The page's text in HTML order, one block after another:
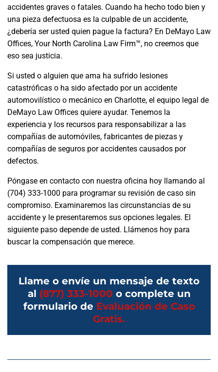
accidentes graves o fatales. Cuando ha hecho todo bien y
una pieza defectuosa es la culpable de un accidente,
¿debería ser usted quien pague la factura? En DeMayo Law
Offices, Your North Carolina Law Firm™, no creemos que
eso sea justicia.
Si usted o alguien que ama ha sufrido lesiones
catastróficas o ha sido afectado por un accidente
automovilístico o mecánico en Charlotte, el equipo legal de
DeMayo Law Offices quiere ayudar. Tenemos la
experiencia y los recursos para responsabilizar a las
compañías de automóviles, fabricantes de piezas y
compañías de seguros por accidentes causados por
defectos.
Póngase en contacto con nuestra oficina hoy llamando al
(704) 333-1000 para programar su revisión de caso sin
compromiso. Examinaremos las circunstancias de su
accidente y le presentaremos sus opciones legales. El
siguiente paso depende de usted. Llámenos hoy para
buscar la compensación que merece.
Llame o envíe un mensaje de texto
al (877) 333-1000 o complete un
formulario de Evaluación de Caso
Gratis.